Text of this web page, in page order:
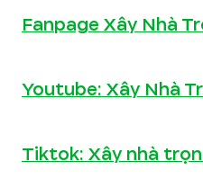
Fanpage Xây Nhà
Youtube: Xây Nhà
Tiktok: Xây nhà